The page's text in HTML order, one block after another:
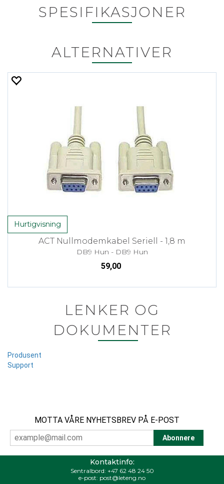
SPESIFIKASJONER
ALTERNATIVER
Hurtigvisning
ACT Nullmodemkabel Seriell - 1,8 m
DB9 Hun - DB9 Hun
59,00
LENKER OG
DOKUMENTER
Produsent
Support
MOTTA VÅRE NYHETSBREV PÅ E-POST
Kontaktinfo:
Sentralbord: +47 62 48 24 50
e-post: post@leteng.no